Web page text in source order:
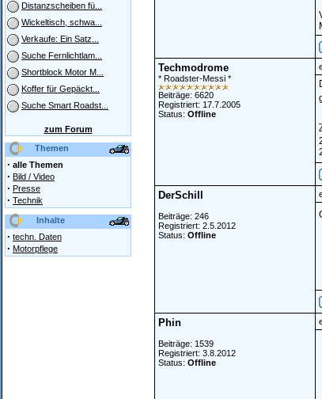
Distanzscheiben fü...
Wickeltisch, schwa...
Verkaufe: Ein Satz...
Suche Fernlichtlam...
Shortblock Motor M...
Koffer für Gepäckt...
Suche Smart Roadst...
zum Forum
Themen
· alle Themen
· Bild / Video
· Presse
· Technik
Inhalte
· techn. Daten
· Motorpflege
Techmodrome
* Roadster-Messi *
Beiträge: 6620
Registriert: 17.7.2005
Status: Offline
DerSchill
Beiträge: 246
Registriert: 2.5.2012
Status: Offline
Phin
Beiträge: 1539
Registriert: 3.8.2012
Status: Offline